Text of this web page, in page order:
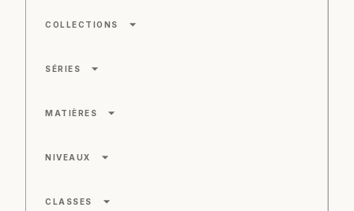
COLLECTIONS arrow_drop_down
SÉRIES arrow_drop_down
MATIÈRES arrow_drop_down
NIVEAUX arrow_drop_down
CLASSES arrow_drop_down